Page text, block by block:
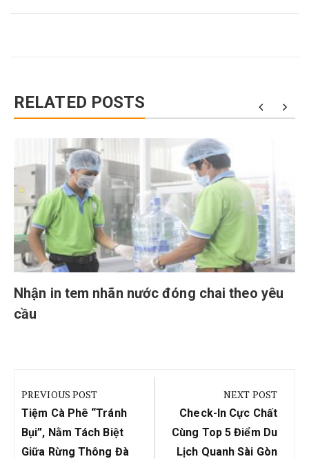
RELATED POSTS
Nhận in tem nhãn nước đóng chai theo yêu
cầu
hướng
bài
viết
PREVIOUS POST
Previous
Post:
Tiệm Cà Phê “tránh
Bụi”, Nằm Tách Biệt
Giữa Rừng Thông Đà
NEXT POST
Next
Post:
Check-In Cực Chất
Cùng Top 5 Điểm Du
Lịch Quanh Sài Gòn